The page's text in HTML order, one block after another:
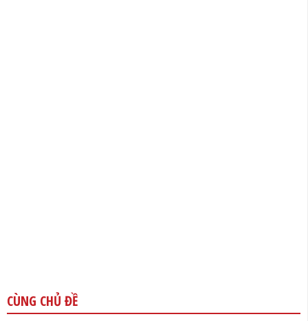
CÙNG CHỦ ĐỀ